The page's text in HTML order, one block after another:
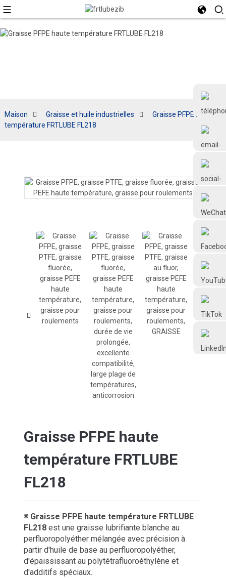
Frtlube
FRTLUBE
@FRTLUBE8
@FRTLUBE8
Maison Graisse et huile industrielles
Graisse PFPE haute
température FRTLUBE FL218
Graisse PFPE haute
température FRTLUBE
FL218
※ Graisse PFPE haute température FRTLUBE
FL218 est une graisse lubrifiante blanche au
perfluoropolyéther mélangée avec précision à
partir d'huile de base au perfluoropolyéther,
d'épaississant au polytétrafluoroéthylène et
d'additifs spéciaux.